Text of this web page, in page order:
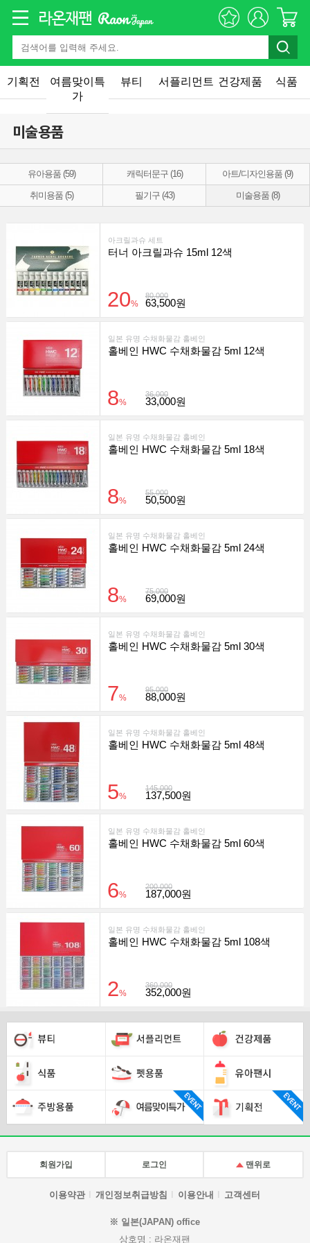
기획전
여름맞이특
가
뷰티 서플리먼트 건강제품 식품
미술용품
유아용품 (59) 캐릭터문구 (16) 아트/디자인용품 (9)
취미용품 (5) 필기구 (43) 미술용품 (8)
아크릴과슈 세트
터너 아크릴과슈 15ml 12색
80,000
20% 63,500원
일본 유명 수채화물감 홀베인
홀베인 HWC 수채화물감 5ml 12색
36,000
8% 33,000원
일본 유명 수채화물감 홀베인
홀베인 HWC 수채화물감 5ml 18색
55,000
8% 50,500원
일본 유명 수채화물감 홀베인
홀베인 HWC 수채화물감 5ml 24색
75,000
8% 69,000원
일본 유명 수채화물감 홀베인
홀베인 HWC 수채화물감 5ml 30색
95,000
7% 88,000원
일본 유명 수채화물감 홀베인
홀베인 HWC 수채화물감 5ml 48색
145,000
5% 137,500원
일본 유명 수채화물감 홀베인
홀베인 HWC 수채화물감 5ml 60색
200,000
6% 187,000원
일본 유명 수채화물감 홀베인
홀베인 HWC 수채화물감 5ml 108색
360,000
2% 352,000원
회원가입 로그인 맨위로
이용약관 개인정보취급방침 이용안내 고객센터
※ 일본(JAPAN) office
상호명 : 라온재팬